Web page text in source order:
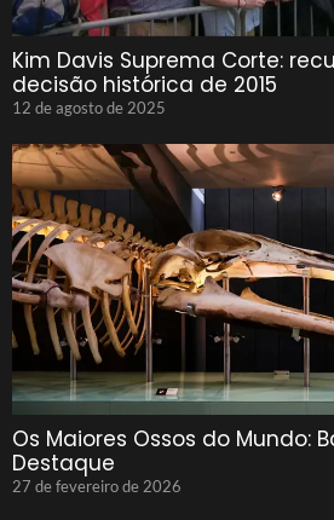
Kim Davis Suprema Corte:
decisão histórica de 2015
12 de agosto de 2025
Os Maiores Ossos do Mundo:
Destaque
27 de fevereiro de 2026